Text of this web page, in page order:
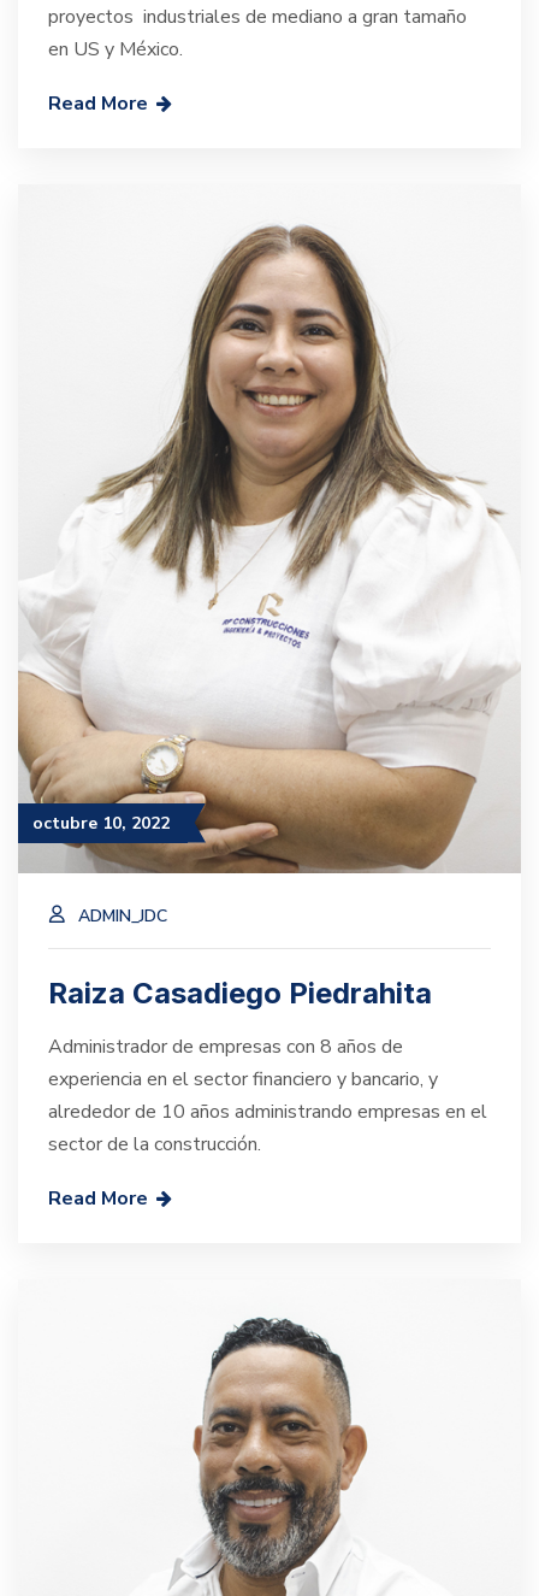
proyectos industriales de mediano a gran tamaño
en US y México.
Read More
octubre 10, 2022
ADMIN_JDC
Raiza Casadiego Piedrahita
Administrador de empresas con 8 años de
experiencia en el sector financiero y bancario, y
alrededor de 10 años administrando empresas en el
sector de la construcción.
Read More